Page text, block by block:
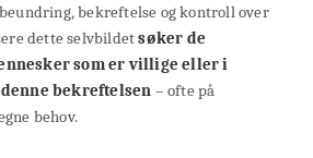
bekreftelse og kontroll over
dette selvbildetsøker de
som er villige eller i
bekreftelsen – ofte på
behov.